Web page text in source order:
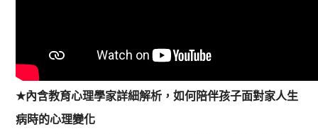
★內含教育心理學家詳細解析，如何陪伴孩子面對家人生
病時的心理變化